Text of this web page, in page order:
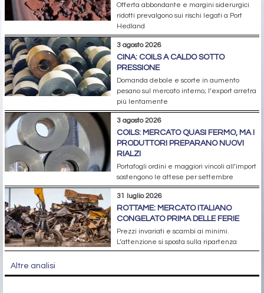
Offerta abbondante e margini siderurgici
ridotti prevalgono sui rischi legati a Port
Hedland
3 agosto 2026
CINA: COILS A CALDO SOTTO
PRESSIONE
Domanda debole e scorte in aumento
pesano sul mercato interno; l’export arretra
più lentamente
3 agosto 2026
COILS: MERCATO QUASI FERMO, MA I
PRODUTTORI PREPARANO NUOVI
RIALZI
Portafogli ordini e maggiori vincoli all’import
sostengono le attese per settembre
31 luglio 2026
ROTTAME: MERCATO ITALIANO
CONGELATO PRIMA DELLE FERIE
Prezzi invariati e scambi ai minimi.
L’attenzione si sposta sulla ripartenza
Altre analisi